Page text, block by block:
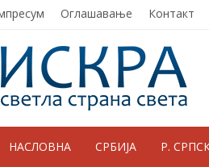
Оглашавање Контакт
НАСЛОВНА СРБИЈА Р.